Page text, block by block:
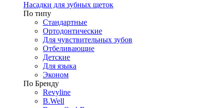
Насадки для зубных щеток
По типу
Стандартные
Ортодонтические
Для чувствительных зубов
Отбеливающие
Детские
Для языка
Эконом
По Бренду
Revyline
B.Well